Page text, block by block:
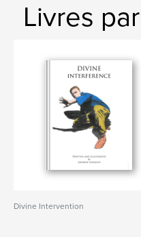
Livres
Divine Intervention